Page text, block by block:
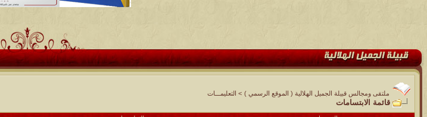
ملتقى ومجالس قبيلة الجميل الهلالية ( الموقع الرسمي ) > التعليمـــات
قائمة الابتسامات